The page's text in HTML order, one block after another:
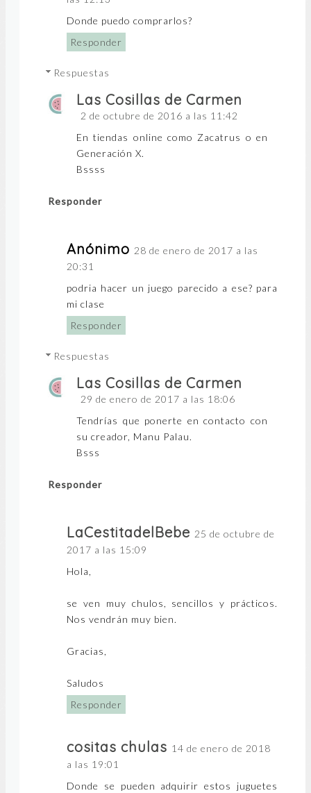
Donde puedo comprarlos?
Responder
Respuestas
Las Cosillas de Carmen
2 de octubre de 2016 a las 11:42
En tiendas online como Zacatrus o en
Generación X.
Bssss
Responder
Anónimo 28 de enero de 2017 a las
20:31
podria hacer un juego parecido a ese? para
mi clase
Responder
Respuestas
Las Cosillas de Carmen
29 de enero de 2017 a las 18:06
Tendrías que ponerte en contacto con
su creador, Manu Palau.
Bsss
Responder
LaCestitadelBebe 25 de octubre de
2017 a las 15:09
Hola,
se ven muy chulos, sencillos y prácticos.
Nos vendrán muy bien.
Gracias,
Saludos
Responder
cositas chulas 14 de enero de 2018
a las 19:01
Donde se pueden adquirir estos juguetes